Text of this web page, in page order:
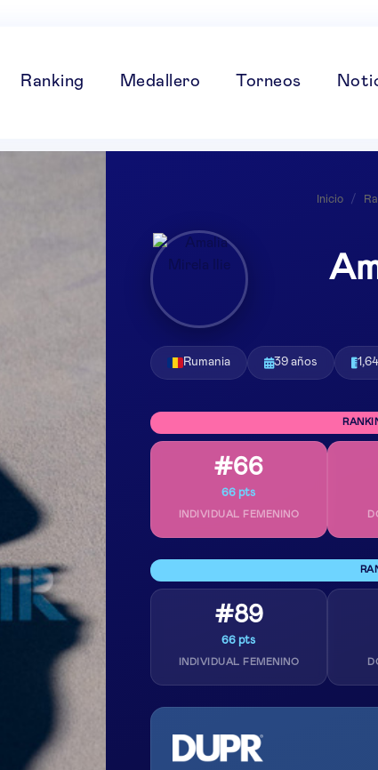
Ranking Medallero Torneos
Inicio /
Rumania 39 años 1,64
#66
66 pts
INDIVIDUAL FEMENINO
#89
66 pts
INDIVIDUAL FEMENINO